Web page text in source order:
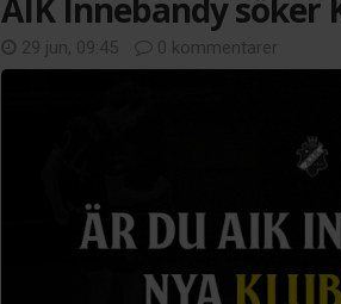
AIK Innebandy söker
29 jun, 09:45 0 kommentarer